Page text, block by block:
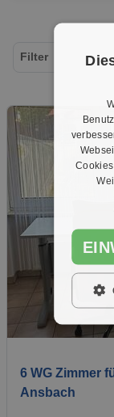
6 WG Zimmer
Ansbach
Filter